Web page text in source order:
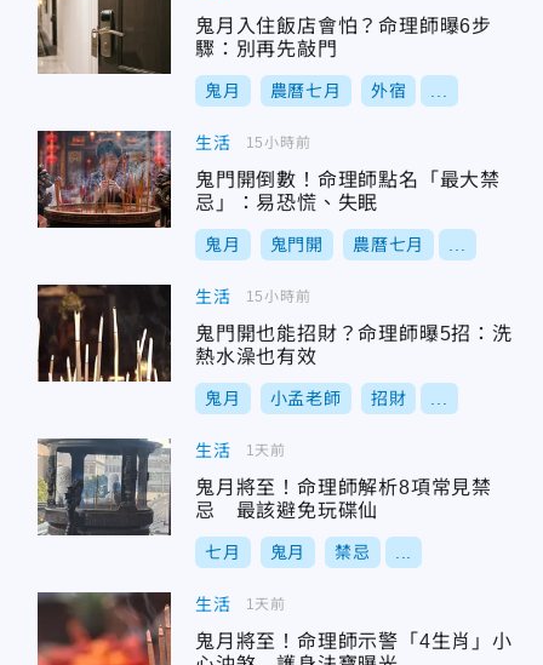
鬼月入住飯店會怕？命理師曝6步
驟：別再先敲門
鬼月 農曆七月 外宿
生活
鬼門開倒數！命理師點名「最大禁
忌」：易恐慌、失眠
鬼月 鬼門開 農曆七月
15小時前
生活
鬼門開也能招財？命理師曝5招：洗
熱水澡也有效
鬼月 小孟老師 招財
15小時前
生活
鬼月將至！命理師解析8項常見禁
忌 最該避免玩碟仙
七月 鬼月 禁忌
1天前
生活
鬼月將至！命理師示警「4生肖」小
1天前